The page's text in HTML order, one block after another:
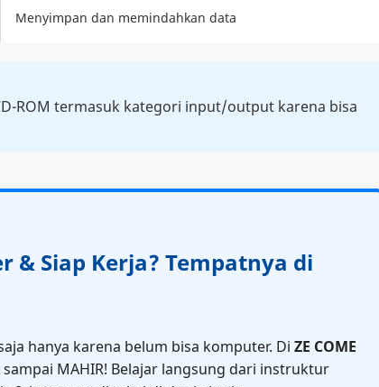
Menyimpan dan memindahkan data
ROM termasuk kategori input/output karena bisa
& Siap Kerja? Tempatnya di
hanya karena belum bisa komputer. Di ZE COME
MAHIR! Belajar langsung dari instruktur